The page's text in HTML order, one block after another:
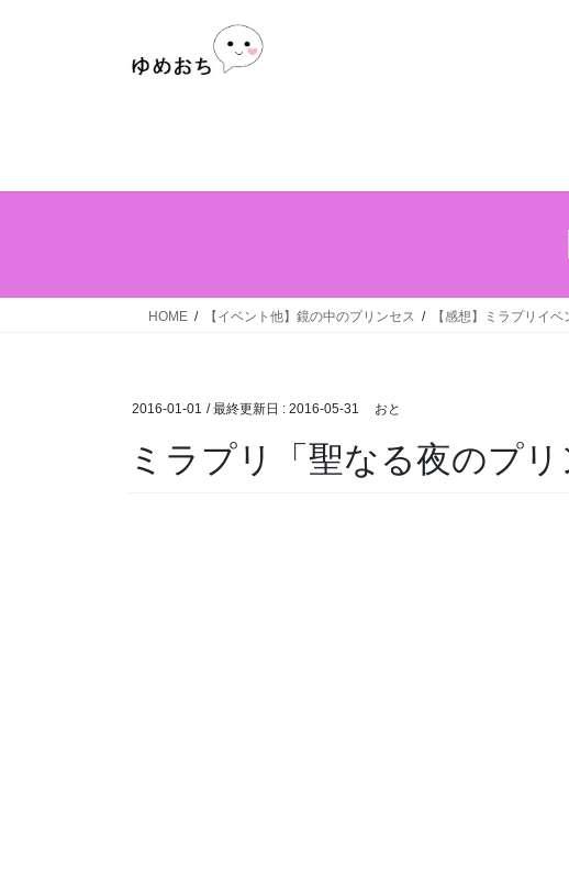
HOME 【イベント他】鏡の中のプリンセス 【感想】ミラプリイベ
2016-01-01 / 最終更新日 : 2016-05-31 おと
ミラプリ「聖なる夜のプ